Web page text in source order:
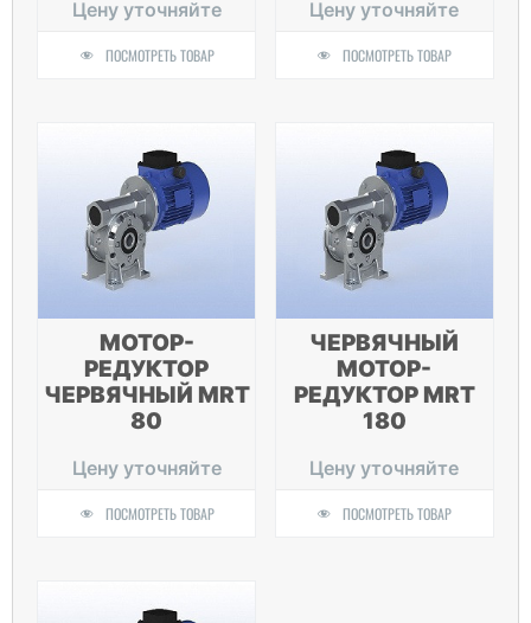
Цену уточняйте
ПОСМОТРЕТЬ ТОВАР
Цену уточняйте
ПОСМОТРЕТЬ ТОВАР
МОТОР-
РЕДУКТОР
ЧЕРВЯЧНЫЙ MRT
80
Цену уточняйте
ПОСМОТРЕТЬ ТОВАР
ЧЕРВЯЧНЫЙ
МОТОР-
РЕДУКТОР MRT
180
Цену уточняйте
ПОСМОТРЕТЬ ТОВАР